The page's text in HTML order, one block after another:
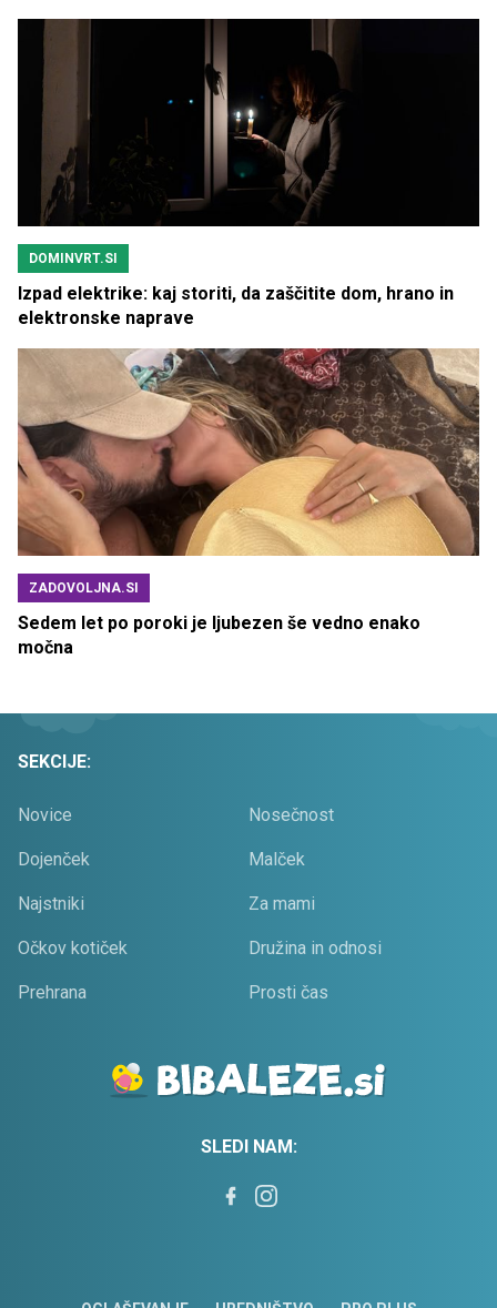
DOMINVRT.SI
Izpad elektrike: kaj storiti, da zaščitite dom, hrano in
elektronske naprave
ZADOVOLJNA.SI
Sedem let po poroki je ljubezen še vedno enako
močna
SEKCIJE:
Novice Nosečnost
Dojenček Malček
Najstniki Za mami
Očkov kotiček Družina in odnosi
Prehrana Prosti čas
SLEDI NAM: